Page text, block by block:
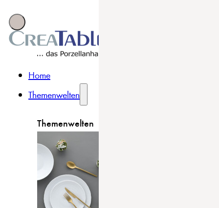
Home
Themenwelten
Themenwelten